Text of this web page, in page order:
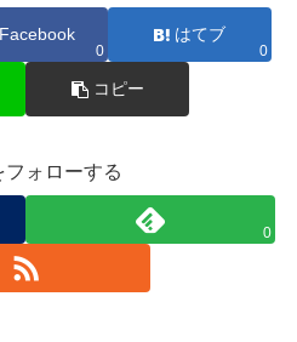
Facebook
0
はてブ
0
コピー
フォローする
0